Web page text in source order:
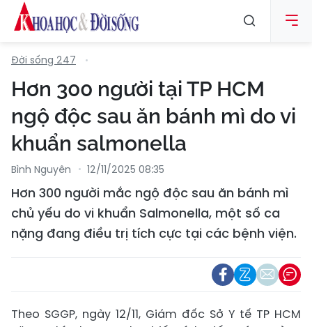
Đời sống 247
Hơn 300 người tại TP HCM
ngộ độc sau ăn bánh mì do vi
khuẩn salmonella
Bình Nguyên 12/11/2025 08:35
Hơn 300 người mắc ngộ độc sau ăn bánh mì
chủ yếu do vi khuẩn Salmonella, một số ca
nặng đang điều trị tích cực tại các bệnh viện.
Theo SGGP, ngày 12/11, Giám đốc Sở Y tế TP HCM